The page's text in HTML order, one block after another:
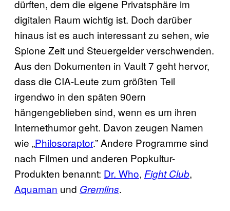
dürften, dem die eigene Privatsphäre im
digitalen Raum wichtig ist. Doch darüber
hinaus ist es auch interessant zu sehen, wie
Spione Zeit und Steuergelder verschwenden.
Aus den Dokumenten in Vault 7 geht hervor,
dass die CIA-Leute zum größten Teil
irgendwo in den späten 90ern
hängengeblieben sind, wenn es um ihren
Internethumor geht. Davon zeugen Namen
wie „Philosoraptor.” Andere Programme sind
nach Filmen und anderen Popkultur-
Produkten benannt: Dr. Who, Fight Club,
Aquaman und Gremlins.